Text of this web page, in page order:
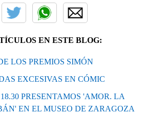
EN ESTE BLOG:
LOS PREMIOS SIMÓN
EXCESIVAS EN CÓMIC
PRESENTAMOS 'AMOR. LA
EN EL MUSEO DE ZARAGOZA